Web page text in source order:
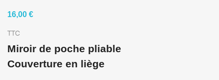
16,00 €
TTC
Miroir de poche pliable
Couverture en liège